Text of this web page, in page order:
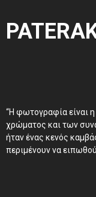
“Η φωτογραφία είναι
χρώματος και των
ήταν ένας κενός
περιμένουν να